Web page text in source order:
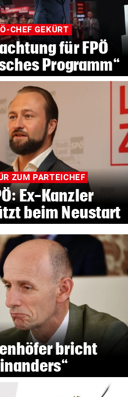
CHEF GEKÜRT
für FPÖ
Programm“
ZUM PARTEICHEF
Ex-Kanzler
beim Neustart
bricht